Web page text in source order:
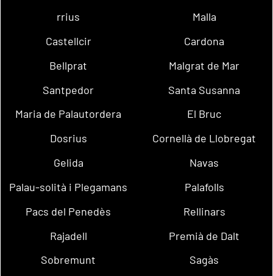
rrius
Malla
Castellcir
Cardona
Bellprat
Malgrat de Mar
Santpedor
Santa Susanna
Maria de Palautordera
El Bruc
Dosrius
Cornellà de Llobregat
Gelida
Navas
Palau-solità i Plegamans
Palafolls
Pacs del Penedès
Rellinars
Rajadell
Premià de Dalt
Sobremunt
Sagàs